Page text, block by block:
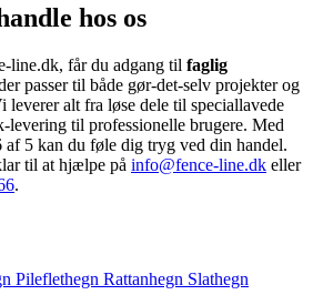
hos os
line.dk, får du adgang til faglig
passer til både gør-det-selv projekter og
leverer alt fra løse dele til speciallavede
levering til professionelle brugere. Med
af 5 kan du føle dig tryg ved din handel.
til at hjælpe på info@fence-line.dk eller
.
Pileflethegn Rattanhegn Slathegn